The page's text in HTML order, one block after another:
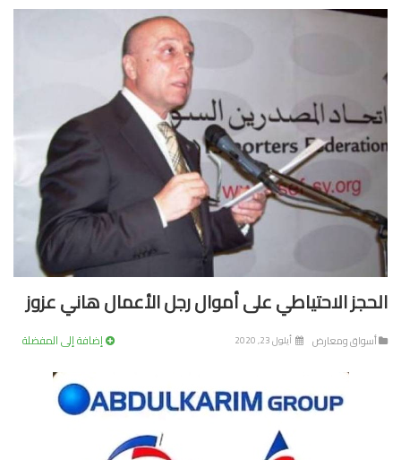
الاحتياطي على أموال رجل الأعمال هاني عزوز
ومعارض أيلول 23, 2020 إضافة إلى المفضلة